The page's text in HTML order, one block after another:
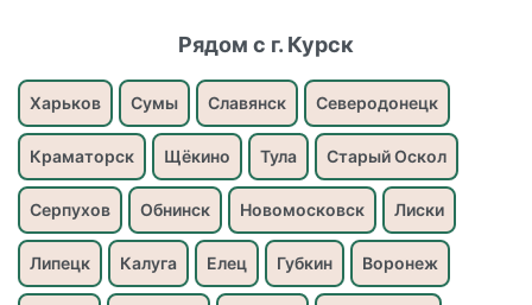
Рядом с г. Курск
Харьков Сумы Славянск Северодонецк
Краматорск Щёкино Тула Старый Оскол
Серпухов Обнинск Новомосковск Лиски
Липецк Калуга Елец Губкин Воронеж